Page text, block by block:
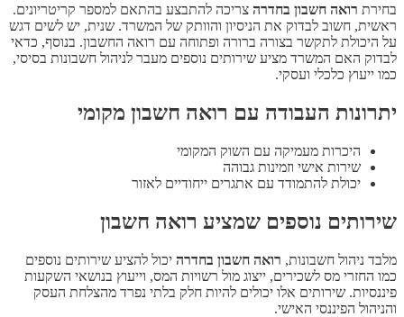
בחירת רואה חשבון בחדרה צריכה להתבצע בהתאם למספר קריטריונים.
ראשית, חשוב לבדוק את הניסיון והוותק של המשרד. שנית, יש לשים דגש
על היכולת לתקשר בצורה ברורה ופתוחה עם רואה החשבון. בנוסף, כדאי
לבדוק האם המשרד מציע שירותים נוספים מעבר לניהול חשבונות בסיסי,
כמו ייעוץ כלכלי ועסקי.
יתרונות העבודה עם רואה חשבון מקומי
היכרות מעמיקה עם השוק המקומי
שירות אישי וזמינות גבוהה
יכולת להתמודד עם אתגרים ייחודיים לאזור
שירותים נוספים שמציע רואה חשבון
מלבד ניהול חשבונות, רואה חשבון בחדרה יכול להציע שירותים נוספים
כמו החזרי מס לשכירים, ייצוג מול רשויות המס, וייעוץ בנושאי השקעות
פיננסיות. שירותים אלו יכולים להיות חלק בלתי נפרד מהצלחת העסק
והניהול הפיננסי האישי.